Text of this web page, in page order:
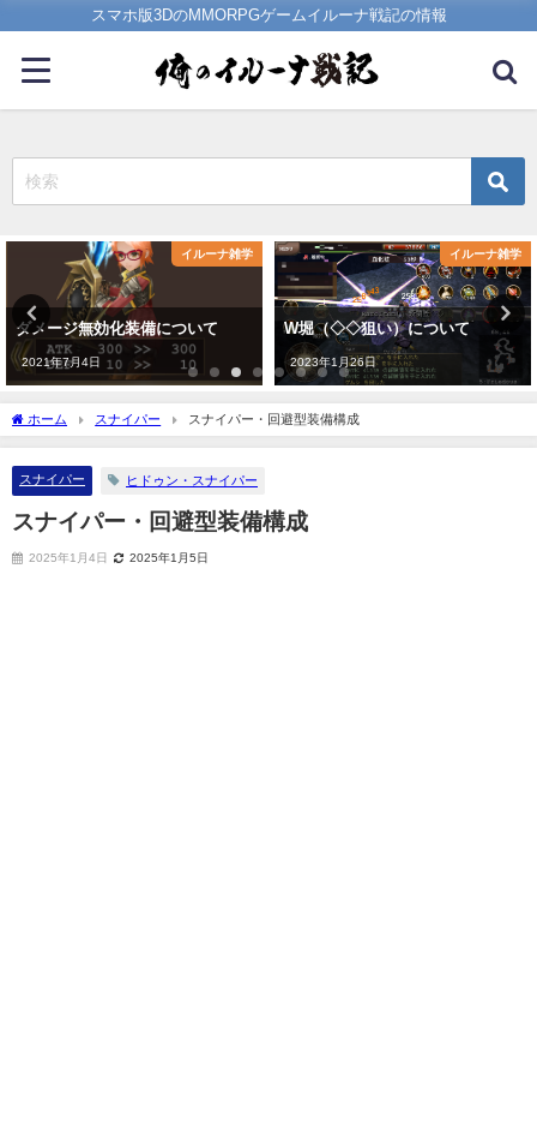
スマホ版3DのMMORPGゲームイルーナ戦記の情報
イルーナ雑学
W堀（◇◇狙い）について
2023年1月26日
イルーナ雑学
イルーナ戦記の金策まとめ
2023年1月14日
ホーム スナイパー スナイパー・回避型装備構成
スナイパー ヒドゥン・スナイパー
スナイパー・回避型装備構成
2025年1月4日 2025年1月5日